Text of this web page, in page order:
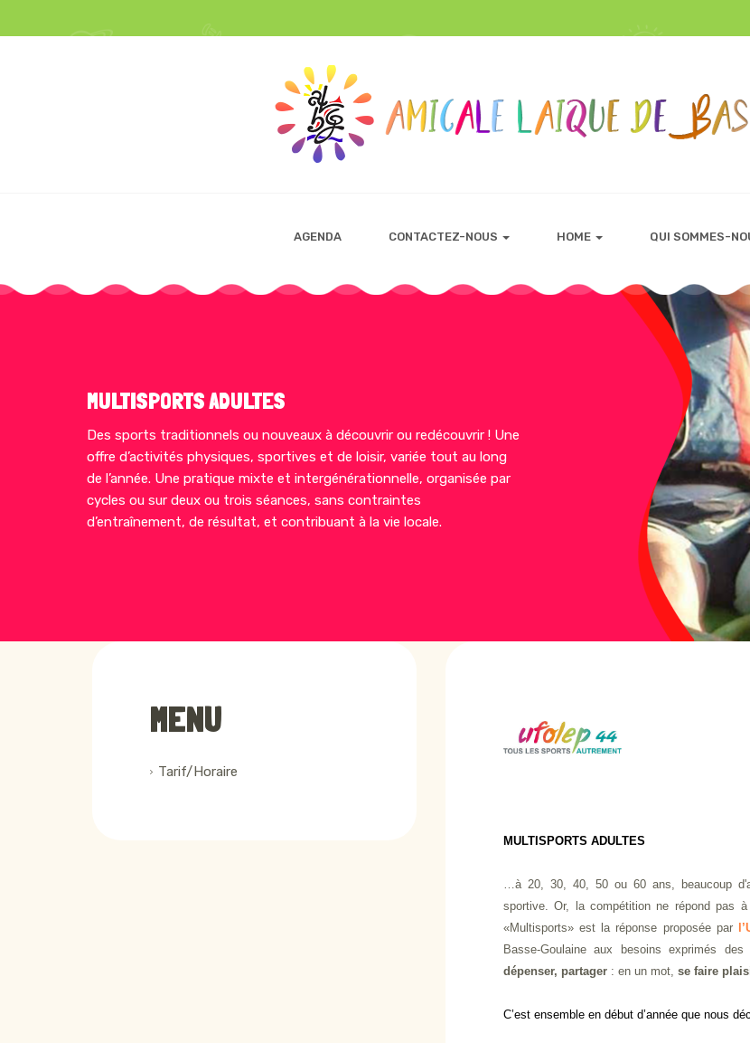
AGENDA CONTACTEZ-NOUS HOME QUI SOMMES-
MULTISPORTS ADULTES
Des sports traditionnels ou nouveaux à découvrir ou redécouvrir ! Une
offre d’activités physiques, sportives et de loisir, variée tout au long
de l’année. Une pratique mixte et intergénérationnelle, organisée par
cycles ou sur deux ou trois séances, sans contraintes
d’entraînement, de résultat, et contribuant à la vie locale.
MULTISPORTS ADULTES
…à 20, 30, 40, 50 ou 60 ans, beaucoup
sportive. Or, la compétition ne répond pas
«Multisports» est la réponse proposée par
Basse-Goulaine aux besoins exprimés
dépenser, partager: en un mot, se faire
C’est ensemble en début d’année que nous
MENU
Tarif/Horaire